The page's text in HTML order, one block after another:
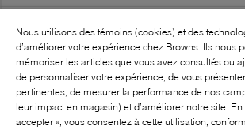
SUIVEZ-NOUS!:
Nous utilisons des témoins (cookies) et des
d’améliorer votre expérience chez Browns. Ils nous
mémoriser les articles que vous avez consultés ou
de personnaliser votre expérience, de vous
pertinentes, de mesurer la performance de nos
leur impact en magasin) et d’améliorer notre site. En
accepter », vous consentez à cette utilisation,